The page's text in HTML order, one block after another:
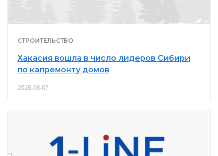
СТРОИТЕЛЬСТВО
Хакасия вошла в число лидеров Сибири
по капремонту домов
2026-08-07